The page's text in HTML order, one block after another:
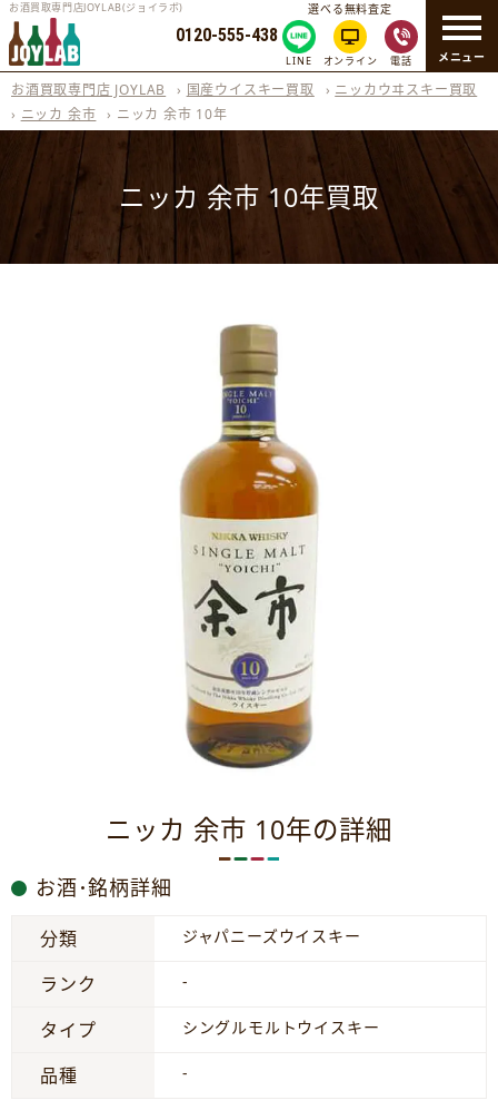
メニュー
お酒買取専門店JOYLAB(ジョイラボ)
0120-555-438
選べる無料査定
LINE オンライン 電話
お酒買取専門店 JOYLAB › 国産ウイスキー買取 › ニッカウヰスキー買取
› ニッカ 余市 › ニッカ 余市 10年
ニッカ 余市 10年買取
ニッカ 余市 10年の詳細
お酒･銘柄詳細
分類 ジャパニーズウイスキー
ランク -
タイプ シングルモルトウイスキー
品種 -